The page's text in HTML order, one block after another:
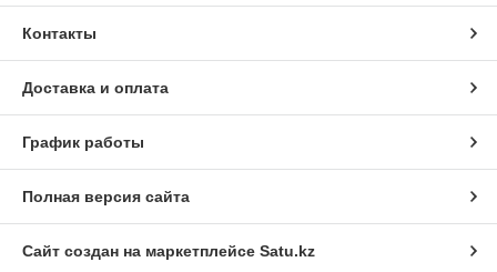
Контакты
Доставка и оплата
График работы
Полная версия сайта
Сайт создан на маркетплейсе Satu.kz